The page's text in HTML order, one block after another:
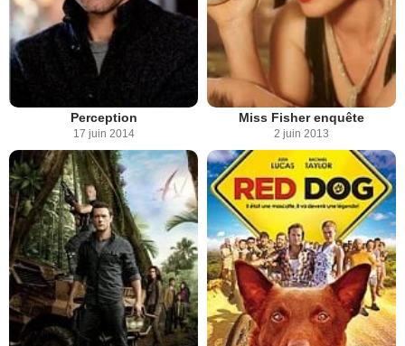
Perception
17 juin 2014
Miss Fisher enquête
2 juin 2013